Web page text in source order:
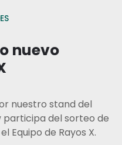
nuevo
nuestro stand del
participa del sorteo de
Equipo de Rayos X.